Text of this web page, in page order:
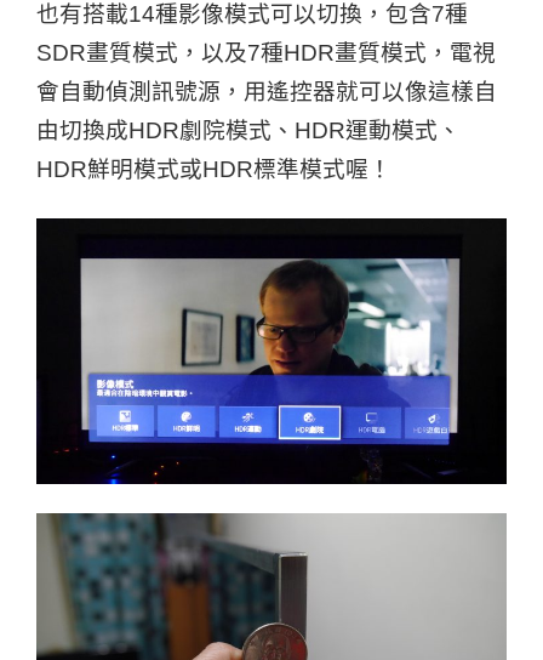
也有搭載14種影像模式可以切換，包含7種
SDR畫質模式，以及7種HDR畫質模式，電視
會自動偵測訊號源，用遙控器就可以像這樣自
由切換成HDR劇院模式、HDR運動模式、
HDR鮮明模式或HDR標準模式喔！